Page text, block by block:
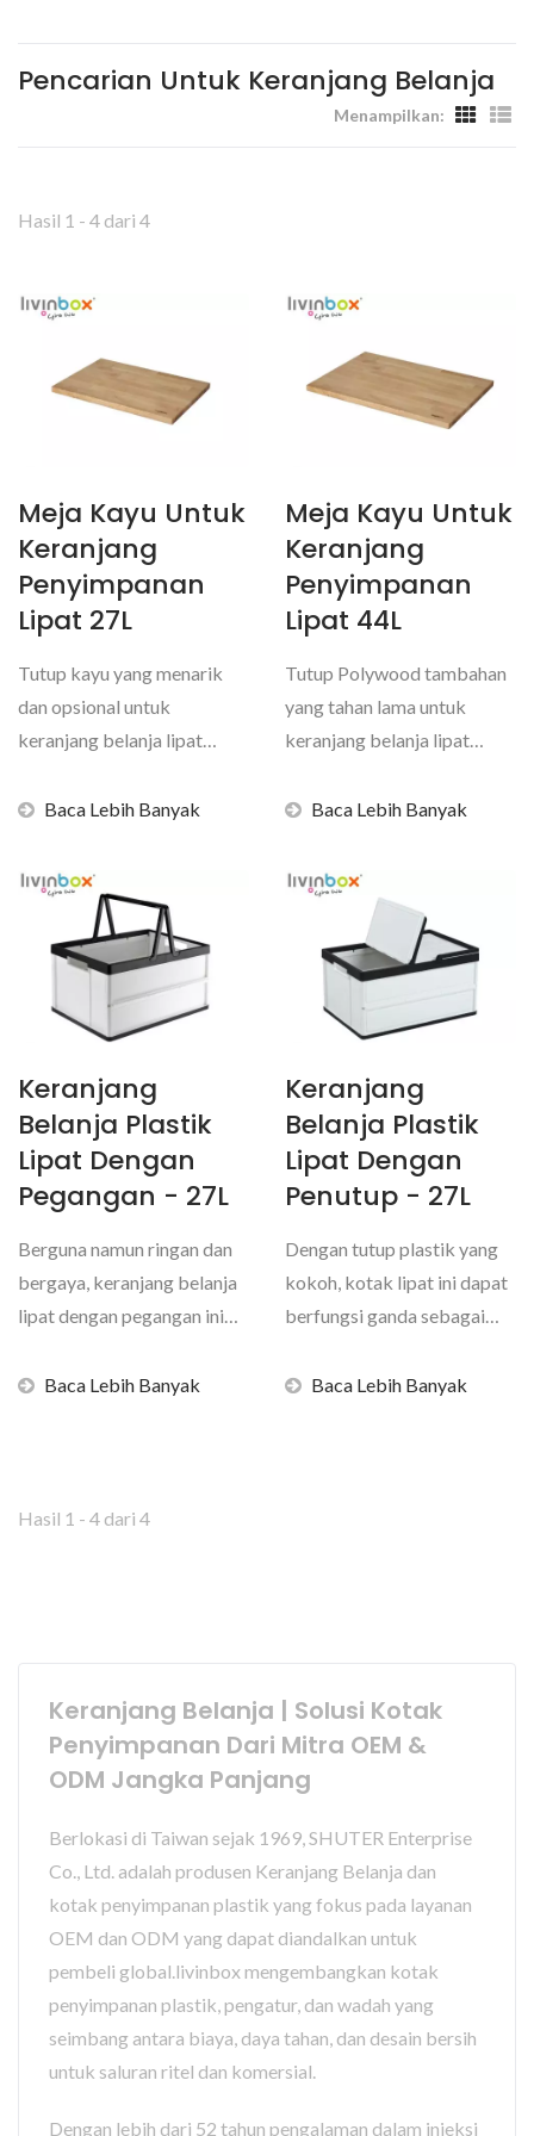
Pencarian Untuk Keranjang Belanja
Menampilkan:
Hasil 1 - 4 dari 4
Meja Kayu Untuk
Keranjang
Penyimpanan
Lipat 27L
Tutup kayu yang menarik
dan opsional untuk
keranjang belanja lipat
Baca Lebih Banyak
Meja Kayu Untuk
Keranjang
Penyimpanan
Lipat 44L
Tutup Polywood tambahan
yang tahan lama untuk
keranjang belanja lipat
Baca Lebih Banyak
Keranjang
Belanja Plastik
Lipat Dengan
Pegangan - 27L
Berguna namun ringan dan
bergaya, keranjang belanja
lipat dengan pegangan ini
Baca Lebih Banyak
Keranjang
Belanja Plastik
Lipat Dengan
Penutup - 27L
Dengan tutup plastik yang
kokoh, kotak lipat ini dapat
berfungsi ganda sebagai
Baca Lebih Banyak
Hasil 1 - 4 dari 4
Keranjang Belanja | Solusi Kotak
Penyimpanan Dari Mitra OEM &
ODM Jangka Panjang
Berlokasi di Taiwan sejak 1969, SHUTER Enterprise
Co., Ltd. adalah produsen Keranjang Belanja dan
kotak penyimpanan plastik yang fokus pada layanan
OEM dan ODM yang dapat diandalkan untuk
pembeli global.livinbox mengembangkan kotak
penyimpanan plastik, pengatur, dan wadah yang
seimbang antara biaya, daya tahan, dan desain bersih
untuk saluran ritel dan komersial.
Dengan lebih dari 52 tahun pengalaman dalam injeksi